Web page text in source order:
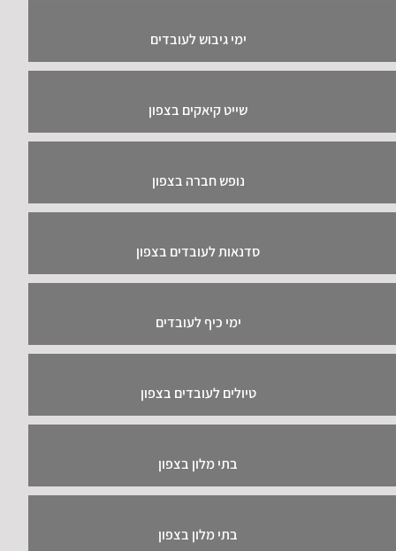
ימי גיבוש לעובדים
שייט קיאקים בצפון
נופש חברה בצפון
סדנאות לעובדים בצפון
ימי כיף לעובדים
טיולים לעובדים בצפון
בתי מלון בצפון
בתי מלון בצפון